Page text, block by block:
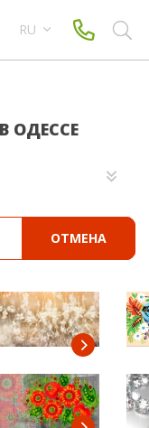
RU
ОДЕССЕ
ОТМЕНА